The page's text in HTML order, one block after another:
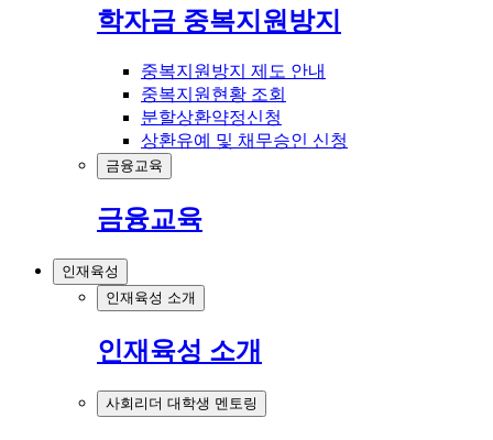
학자금 중복지원방지
중복지원방지 제도 안내
중복지원현황 조회
분할상환약정신청
상환유예 및 채무승인 신청
금융교육
금융교육
인재육성
인재육성 소개
인재육성 소개
사회리더 대학생 멘토링